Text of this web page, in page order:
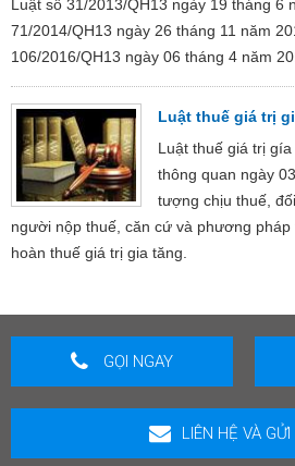
Luật số 31/2013/QH13 ngày 19 tháng 6
71/2014/QH13 ngày 26 tháng 11 năm
106/2016/QH13 ngày 06 tháng 4 năm
Luật thuế giá trị
Luật thuế giá trị gía
thông quan ngày
tượng chịu thuế,
người nộp thuế, căn cứ và phương
hoàn thuế giá trị gia tăng.
GỌI NGAY
LIÊN HỆ VÀ GỬI